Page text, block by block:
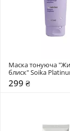
Маска тонуюча
блиск" Soika
299 ₴